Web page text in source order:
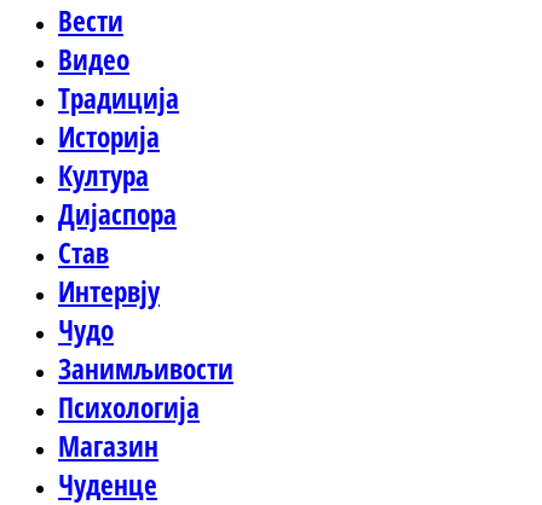
Вести
Видео
Традиција
Историја
Култура
Дијаспора
Став
Интервју
Чудо
Занимљивости
Психологија
Магазин
Чуденце